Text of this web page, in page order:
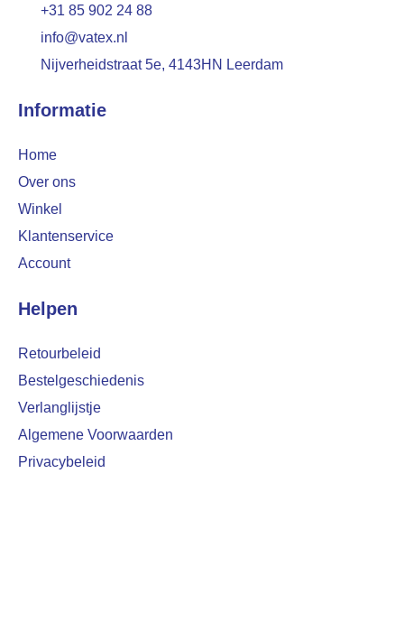
+31 85 902 24 88
info@vatex.nl
Nijverheidstraat 5e, 4143HN Leerdam
Informatie
Home
Over ons
Winkel
Klantenservice
Account
Helpen
Retourbeleid
Bestelgeschiedenis
Verlanglijstje
Algemene Voorwaarden
Privacybeleid